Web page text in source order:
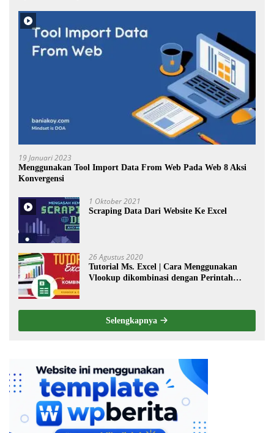
19 Januari 2023
Menggunakan Tool Import Data From Web Pada Web 8 Aksi
Konvergensi
1 Oktober 2021
Scraping Data Dari Website Ke Excel
26 Agustus 2020
Tutorial Ms. Excel | Cara Menggunakan
Vlookup dikombinasi dengan Perintah
Selengkapnya